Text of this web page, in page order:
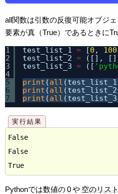
all関数は引数の反復可能オブジ
要素が真（True）であるときに
1
2
3
4
5
6
7
test_list_1 = [0 , 100
test_list_2 =
([],
test_list_3 = ([
print (all
print (all
print (all
False
False
Pythonでは数値の0や 空のリスト